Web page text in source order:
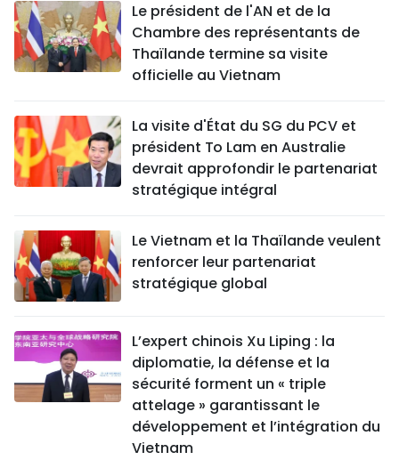
Le président de l'AN et de la
Chambre des représentants de
Thaïlande termine sa visite
officielle au Vietnam
La visite d'État du SG du PCV et
président To Lam en Australie
devrait approfondir le partenariat
stratégique intégral
Le Vietnam et la Thaïlande veulent
renforcer leur partenariat
stratégique global
L’expert chinois Xu Liping : la
diplomatie, la défense et la
sécurité forment un « triple
attelage » garantissant le
développement et l’intégration du
Vietnam